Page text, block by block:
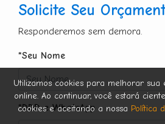
Solicite Seu
Responderemos sem demora.
*Seu Nome
*DDD e WhatsApp
Utilizamos cookies para melhorar sua
online. Ao continuar, você estará
cookies e aceitando a nossa Política